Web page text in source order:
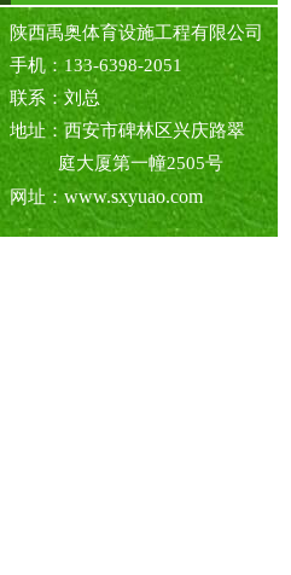
陕西禹奥体育设施工程有限公司
手机：133-6398-2051
联系：刘总
地址：西安市碑林区兴庆路翠
庭大厦第一幢2505号
网址：www.sxyuao.com